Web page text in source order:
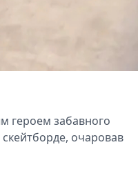
героем забавного
очаровав